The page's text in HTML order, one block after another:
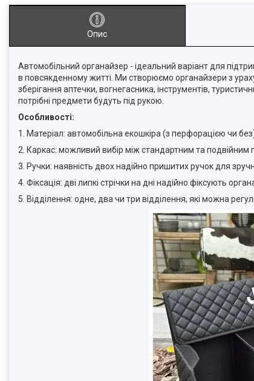
Опис
Автомобільний органайзер - ідеальний варіант для
в повсякденному житті. Ми створюємо органайзери з
зберігання аптечки, вогнегасника, інструментів,
потрібні предмети будуть під рукою.
Особливості:
1. Матеріал: автомобільна екошкіра (з перфорацією чи
2. Каркас: можливий вибір між стандартним та подвійним
3. Ручки: наявність двох надійно пришитих ручок для
4. Фіксація: дві липкі стрічки на дні надійно фіксують
5. Відділення: одне, два чи три відділення, які можна